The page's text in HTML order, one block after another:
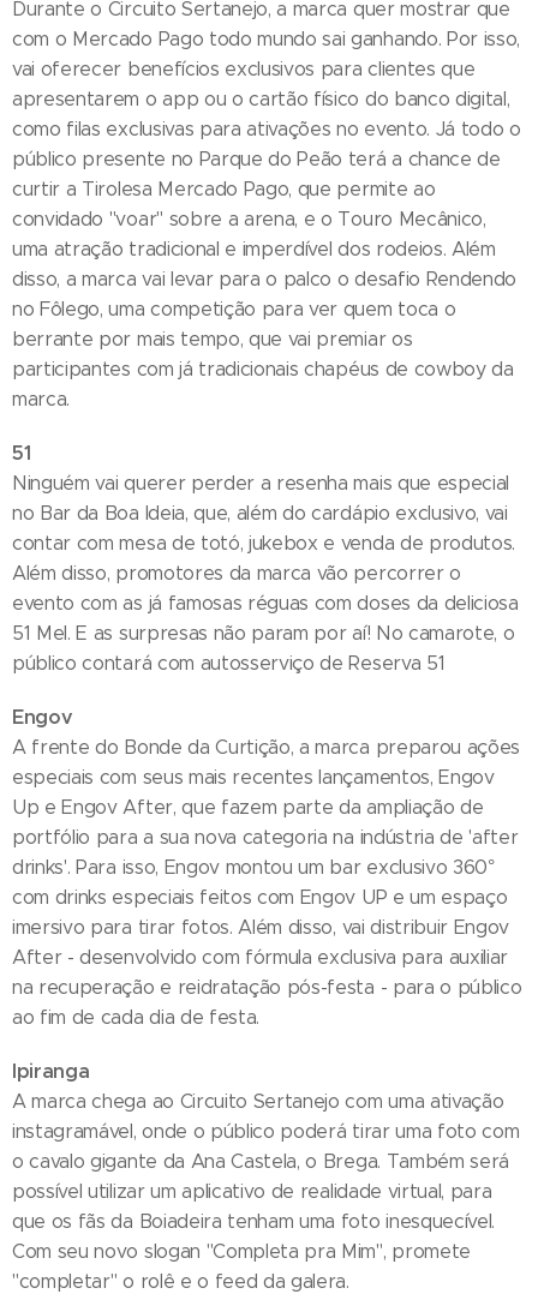
Durante o Circuito Sertanejo, a marca quer mostrar que
com o Mercado Pago todo mundo sai ganhando. Por isso,
vai oferecer benefícios exclusivos para clientes que
apresentarem o app ou o cartão físico do banco digital,
como filas exclusivas para ativações no evento. Já todo o
público presente no Parque do Peão terá a chance de
curtir a Tirolesa Mercado Pago, que permite ao
convidado "voar" sobre a arena, e o Touro Mecânico,
uma atração tradicional e imperdível dos rodeios. Além
disso, a marca vai levar para o palco o desafio Rendendo
no Fôlego, uma competição para ver quem toca o
berrante por mais tempo, que vai premiar os
participantes com já tradicionais chapéus de cowboy da
marca.
51
Ninguém vai querer perder a resenha mais que especial
no Bar da Boa Ideia, que, além do cardápio exclusivo, vai
contar com mesa de totó, jukebox e venda de produtos.
Além disso, promotores da marca vão percorrer o
evento com as já famosas réguas com doses da deliciosa
51 Mel. E as surpresas não param por aí! No camarote, o
público contará com autosserviço de Reserva 51
Engov
A frente do Bonde da Curtição, a marca preparou ações
especiais com seus mais recentes lançamentos, Engov
Up e Engov After, que fazem parte da ampliação de
portfólio para a sua nova categoria na indústria de 'after
drinks'. Para isso, Engov montou um bar exclusivo 360°
com drinks especiais feitos com Engov UP e um espaço
imersivo para tirar fotos. Além disso, vai distribuir Engov
After - desenvolvido com fórmula exclusiva para auxiliar
na recuperação e reidratação pós-festa - para o público
ao fim de cada dia de festa.
Ipiranga
A marca chega ao Circuito Sertanejo com uma ativação
instagramável, onde o público poderá tirar uma foto com
o cavalo gigante da Ana Castela, o Brega. Também será
possível utilizar um aplicativo de realidade virtual, para
que os fãs da Boiadeira tenham uma foto inesquecível.
Com seu novo slogan "Completa pra Mim", promete
"completar" o rolê e o feed da galera.